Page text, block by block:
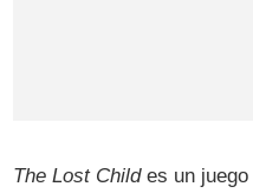
The Lost Childes un juego